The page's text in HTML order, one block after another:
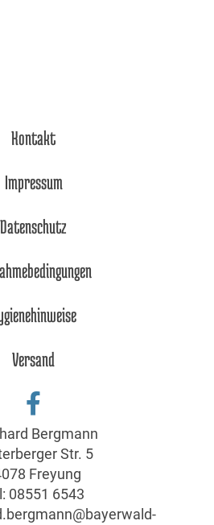
Kontakt
Impressum
Datenschutz
Versand
Bergmann
Str. 5
Freyung
08551 6543